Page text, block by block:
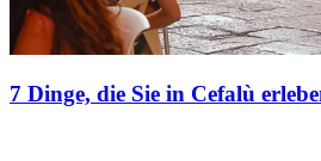
7 Dinge, die Sie in Cefalù